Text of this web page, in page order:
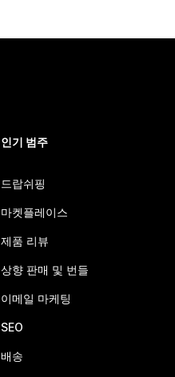
인기 범주
드랍쉬핑
마켓플레이스
제품 리뷰
상향 판매 및 번들
이메일 마케팅
SEO
배송